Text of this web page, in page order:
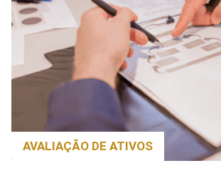
AVALIAÇÃO DE ATIVOS